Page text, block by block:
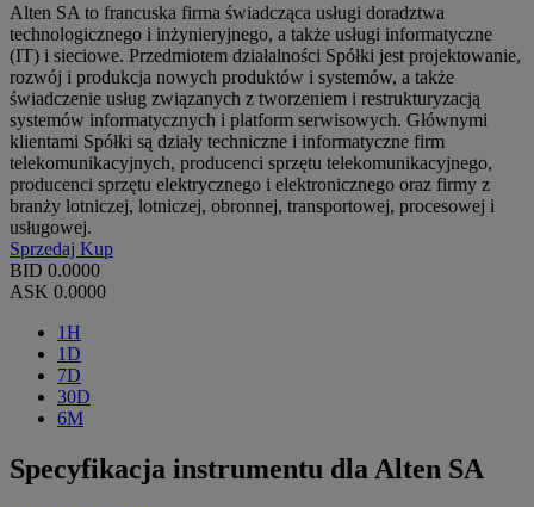
Alten SA to francuska firma świadcząca usługi doradztwa
technologicznego i inżynieryjnego, a także usługi informatyczne
(IT) i sieciowe. Przedmiotem działalności Spółki jest projektowanie,
rozwój i produkcja nowych produktów i systemów, a także
świadczenie usług związanych z tworzeniem i restrukturyzacją
systemów informatycznych i platform serwisowych. Głównymi
klientami Spółki są działy techniczne i informatyczne firm
telekomunikacyjnych, producenci sprzętu telekomunikacyjnego,
producenci sprzętu elektrycznego i elektronicznego oraz firmy z
branży lotniczej, lotniczej, obronnej, transportowej, procesowej i
usługowej.
Sprzedaj Kup
BID 0.0000
ASK 0.0000
1H
1D
7D
30D
6M
Specyfikacja instrumentu dla Alten SA